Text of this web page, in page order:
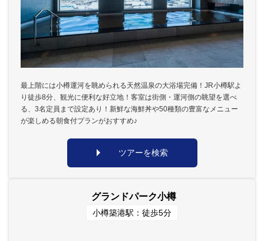
最上階には小樽運河を眺められる天然温泉の大浴場完備！JR小樽駅よ
り徒歩8分、観光に便利な好立地！客室は街側・運河側の眺望を選べ
る、3名定員まで設定あり！新鮮な海鮮丼や50種類の豊富なメニュー
が楽しめる朝食付プランがおすすめ♪
ツアーを検索
グランドパーク小樽
小樽築港駅：徒歩5分